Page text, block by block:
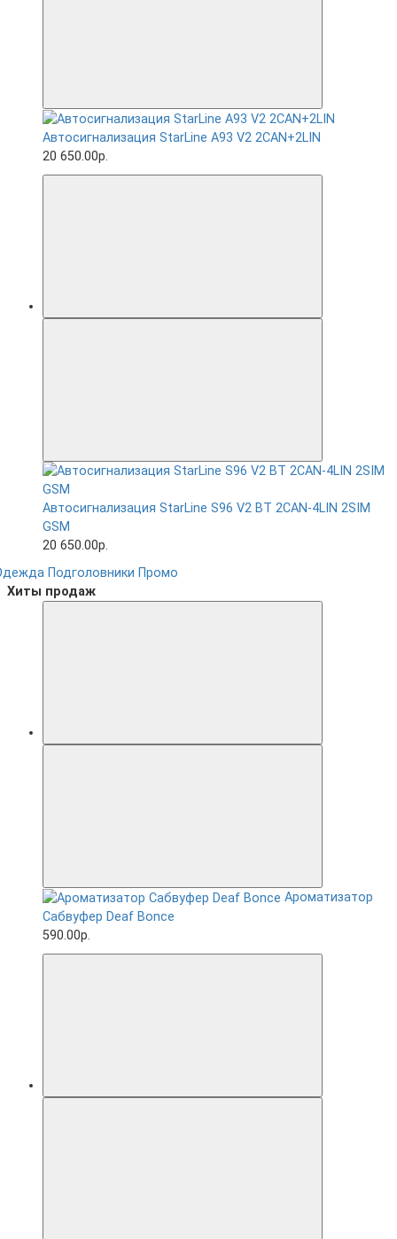
Автосигнализация StarLine A93 V2 2CAN+2LIN
20 650.00р.
Автосигнализация StarLine S96 V2 BT 2CAN-4LIN 2SIM
GSM
20 650.00р.
Подголовники Промо
Хиты продаж
Ароматизатор
Сабвуфер Deaf Bonce
590.00р.